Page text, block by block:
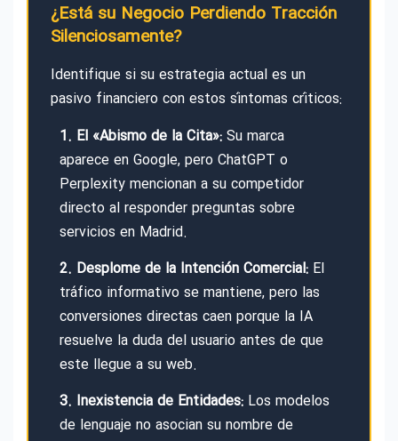
¿Está su Negocio Perdiendo Tracción
Silenciosamente?
Identifique si su estrategia actual es un
pasivo financiero con estos síntomas críticos:
1. El «Abismo de la Cita»: Su marca
aparece en Google, pero ChatGPT o
Perplexity mencionan a su competidor
directo al responder preguntas sobre
servicios en Madrid.
2. Desplome de la Intención Comercial: El
tráfico informativo se mantiene, pero las
conversiones directas caen porque la IA
resuelve la duda del usuario antes de que
este llegue a su web.
3. Inexistencia de Entidades: Los modelos
de lenguaje no asocian su nombre de